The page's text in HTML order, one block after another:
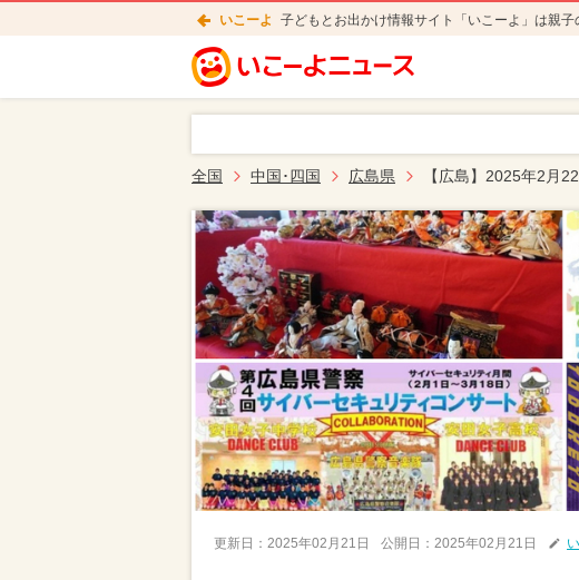
いこーよ 子どもとお出かけ情報サイト「いこーよ」は親子
全国 中国･四国 広島県 【広島】2025年2月
更新日： 2025年02月21日 公開日： 2025年02月21日